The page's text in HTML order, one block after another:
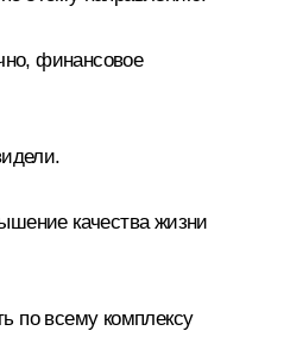
финансовое
качества жизни
по всему комплексу